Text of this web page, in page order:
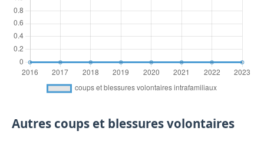
Autres coups et blessures volontaires